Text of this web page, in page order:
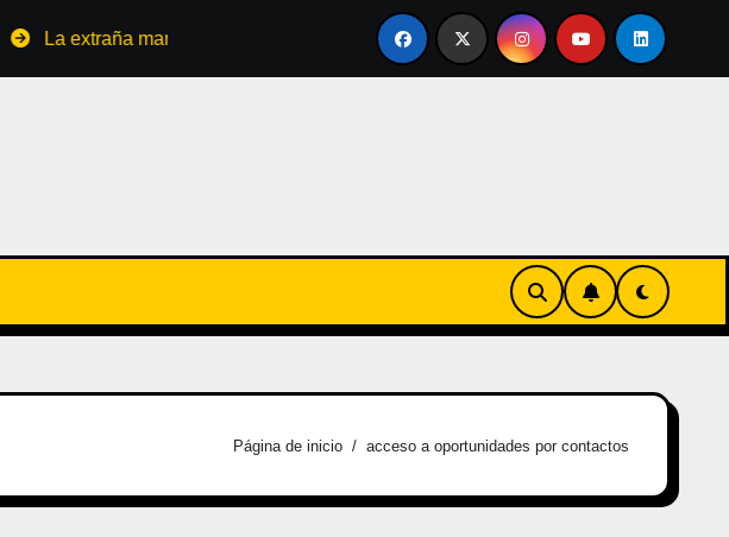
extraña manera de convertirse en familia El primer tour de la India Chiquitina
Página de inicio acceso a oportunidades por contactos